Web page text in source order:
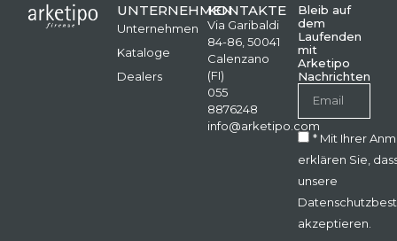
UNTERNEHMEN
Unternehmen
Kataloge
Dealers
KONTAKTE
Via Garibaldi
84-86, 50041
Calenzano
(FI)
055
8876248
info@arketipo.com
Bleib auf
dem
Laufenden
mit
Arketipo
Nachrichten
* Mit Ihrer
erklären Sie,
unsere
akzeptieren.